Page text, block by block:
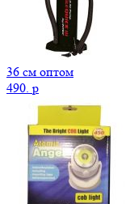
36 см оптом
490. p